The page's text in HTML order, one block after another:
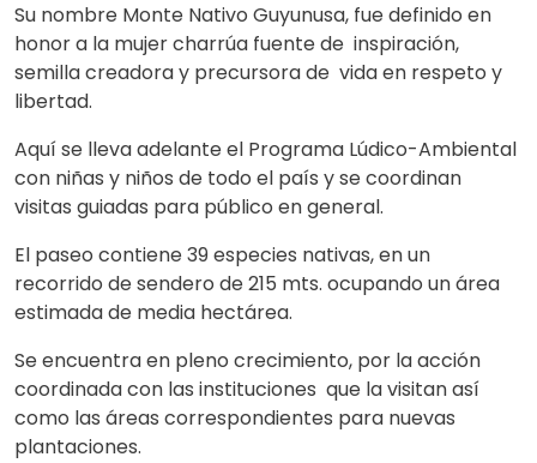
Su nombre Monte Nativo Guyunusa, fue definido en
honor a la mujer charrúa fuente de inspiración,
semilla creadora y precursora de vida en respeto y
libertad.
Aquí se lleva adelante el Programa Lúdico-Ambiental
con niñas y niños de todo el país y se coordinan
visitas guiadas para público en general.
El paseo contiene 39 especies nativas, en un
recorrido de sendero de 215 mts. ocupando un área
estimada de media hectárea.
Se encuentra en pleno crecimiento, por la acción
coordinada con las instituciones que la visitan así
como las áreas correspondientes para nuevas
plantaciones.